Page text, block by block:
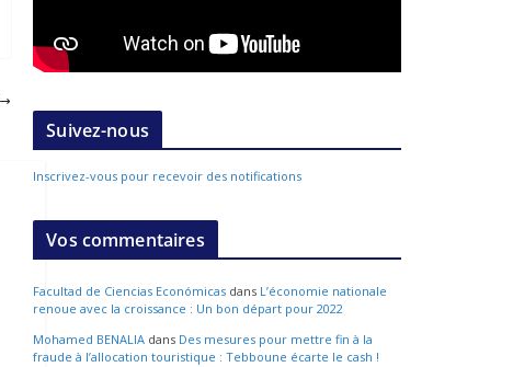
Suivez-nous
Inscrivez-vous pour recevoir des notifications
Vos commentaires
Facultad de Ciencias Económicas dans L’économie nationale
renoue avec la croissance : Un bon départ pour 2022
Mohamed BENALIA dans Des mesures pour mettre fin à la
fraude à l’allocation touristique : Tebboune écarte le cash !